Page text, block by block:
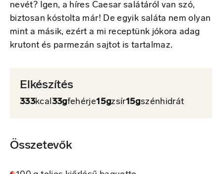
nevét? Igen, a híres Caesar salátáról van szó,
biztosan kóstolta már! De egyik saláta nem olyan
mint a másik, ezért a mi receptünk jókora adag
krutont és parmezán sajtot is tartalmaz.
Elkészítés
333kcal33gfehérje15gzsír15gszénhidrát
Összetevők